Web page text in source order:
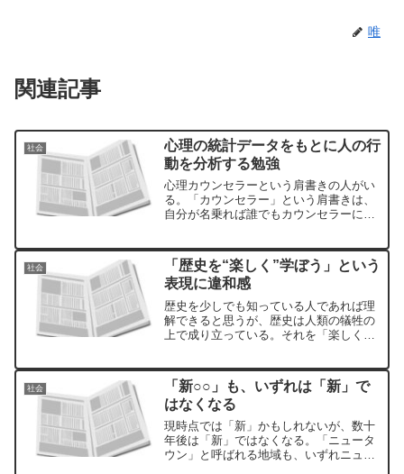
唯
関連記事
社会
心理の統計データをもとに人の行
動を分析する勉強
心理カウンセラーという肩書きの人がい
る。「カウンセラー」という肩書きは、
自分が名乗れば誰でもカウンセラーにな
いる人が、公認心理師や臨床心理士とい
う名称を使用することができ...
社会
「歴史を“楽しく”学ぼう」という
表現に違和感
歴史を少しでも知っている人であれば理
解できると思うが、歴史は人類の犠牲の
上で成り立っている。それを「楽しく」
て、それを傍観しているにすぎない。
社会
「新○○」も、いずれは「新」で
はなくなる
現時点では「新」かもしれないが、数十
年後は「新」ではなくなる。「ニュータ
ウン」と呼ばれる地域も、いずれニュー